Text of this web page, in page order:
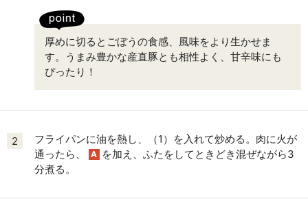
厚めに切るとごぼうの食感、風味をより生かせま
す。うまみ豊かな産直豚とも相性よく、甘辛味にも
ぴったり！
2
フライパンに油を熱し、（1）を入れて炒める。肉に火が
通ったら、
A を加え、ふたをしてときどき混ぜながら3
分煮る。